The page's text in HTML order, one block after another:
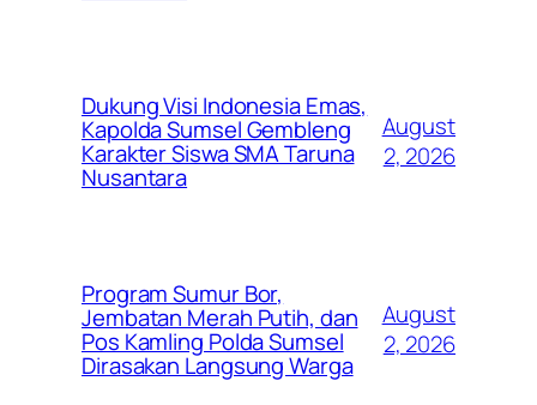
Dukung Visi Indonesia Emas,
Kapolda Sumsel Gembleng
Karakter Siswa SMA Taruna
Nusantara
August
2, 2026
Program Sumur Bor,
Jembatan Merah Putih, dan
Pos Kamling Polda Sumsel
Dirasakan Langsung Warga
August
2, 2026